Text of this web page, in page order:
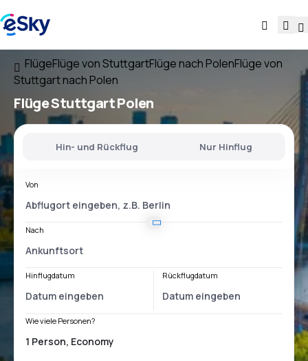
FlügeFlüge von StuttgartFlüge nach PolenFlüge von
Stuttgart nach Polen
FlügeStuttgart Polen
Hin- und Rückflug Nur Hinflug
Von
Nach
Hinflugdatum Rückflugdatum
Wie viele Personen?